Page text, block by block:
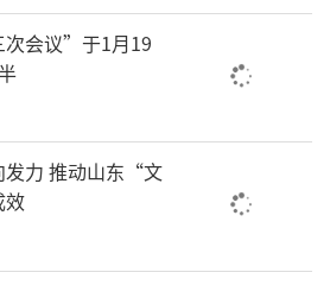
次会议”于1月19
发力 推动山东“文
效